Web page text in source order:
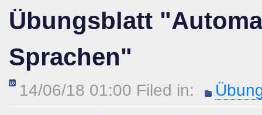
Übungsblatt
Sprachen"
14/06/18 01:00 Filed in: